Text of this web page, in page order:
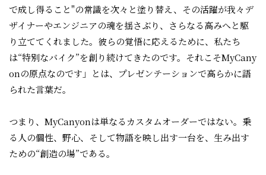
で成し得ること"の常識を次々と塗り替え、その活躍が我々デ
ザイナーやエンジニアの魂を揺さぶり、さらなる高みへと駆
り立ててくれました。彼らの覚悟に応えるために、私たち
は“特別なバイク”を創り続けてきたのです。それこそMyCany
onの原点なのです」とは、プレゼンテーションで高らかに語
られた言葉だ。
つまり、MyCanyonは単なるカスタムオーダーではない。乗
る人の個性、野心、そして物語を映し出す一台を、生み出す
ための“創造の場”である。